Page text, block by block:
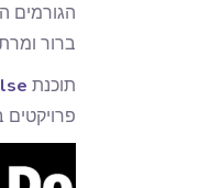
הגורמים
ברור
תוכנת
פרויקטים